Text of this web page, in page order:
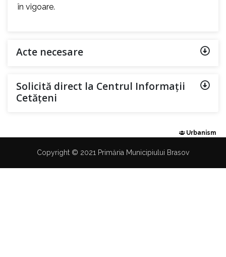
în vigoare.
Acte necesare
Solicită direct la Centrul Informații
Cetățeni
Urbanism
Copyright © 2021 Primăria Municipiului Brasov